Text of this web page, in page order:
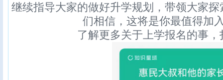
继续指导大家的做好升学规划，带领大家
们相信，这将是你最值得加
了解更多关于上学报名的事